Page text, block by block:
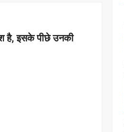
है, इसके पीछे उनकी